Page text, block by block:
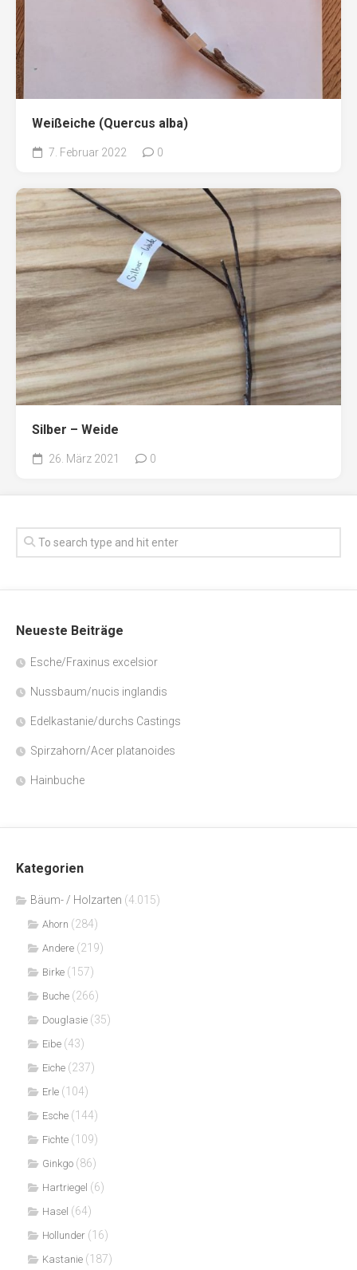
Weißeiche (Quercus alba)
7. Februar 2022 0
Silber – Weide
26. März 2021 0
Neueste Beiträge
Esche/Fraxinus excelsior
Nussbaum/nucis inglandis
Edelkastanie/durchs Castings
Spirzahorn/Acer platanoides
Hainbuche
Kategorien
Bäum- / Holzarten (4.015)
Ahorn (284)
Andere (219)
Birke (157)
Buche (266)
Douglasie (35)
Eibe (43)
Eiche (237)
Erle (104)
Esche (144)
Fichte (109)
Ginkgo (86)
Hartriegel (6)
Hasel (64)
Hollunder (16)
Kastanie (187)